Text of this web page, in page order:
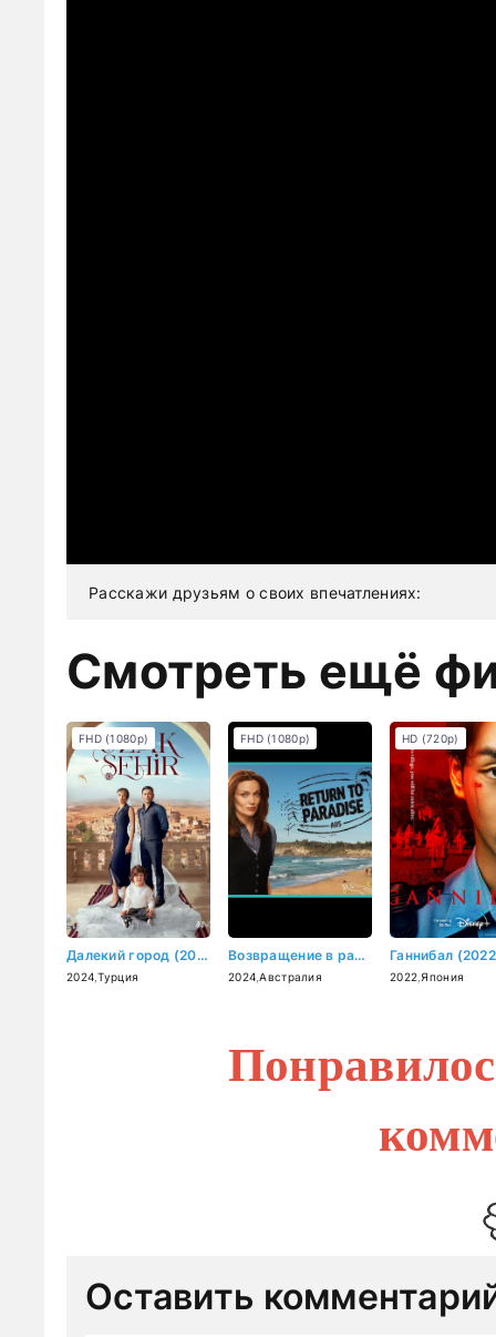
Расскажи друзьям о своих впечатлениях:
Смотреть ещё
Далекий город (2024)
2024 ,Турция
FHD (1080p)
Возвращение в рай (2024)
2024 ,Австралия
FHD (1080p)
Ганнибал
2022 Япония
HD (720p)
Оставить